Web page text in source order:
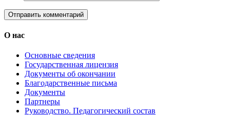
О нас
Основные сведения
Государственная лицензия
Документы об окончании
Благодарственные письма
Документы
Партнеры
Руководство. Педагогический состав